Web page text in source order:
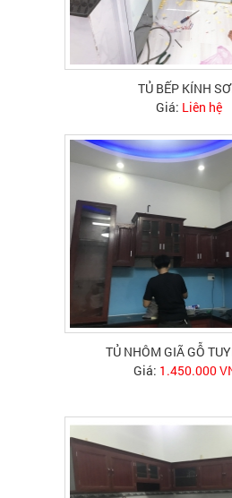
TỦ BẾP KÍNH
Giá: Liên hệ
TỦ NHÔM GIÃ GỖ
Giá: 1.450.000